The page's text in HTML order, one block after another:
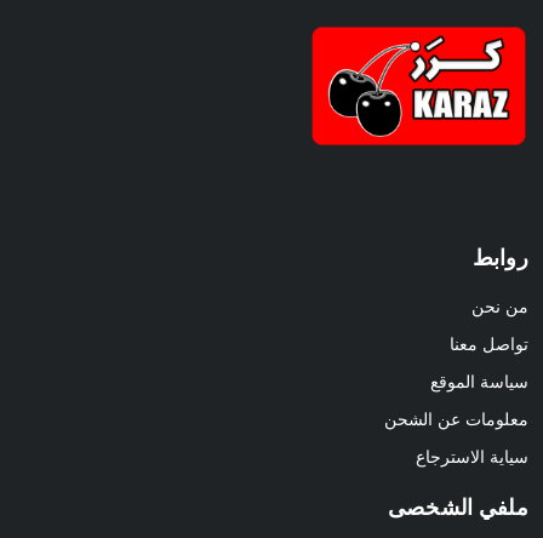
روابط
من نحن
تواصل معنا
سياسة الموقع
معلومات عن الشحن
سياية الاسترجاع
ملفي الشخصى